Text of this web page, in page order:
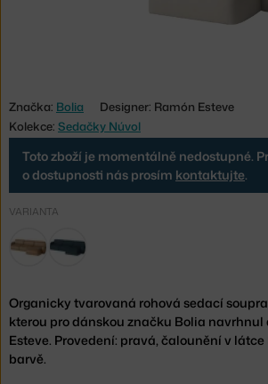
Značka: Bolia
Designer: Ramón Esteve
Kolekce: Sedačky Núvol
Toto zboží je momentálně nedostupné.
o dostupnosti nás prosím kontaktujte.
VARIANTA
Organicky tvarovaná rohová sedací
kterou pro dánskou značku Bolia navrhnul
Esteve. Provedení: pravá, čalounění v
barvě.